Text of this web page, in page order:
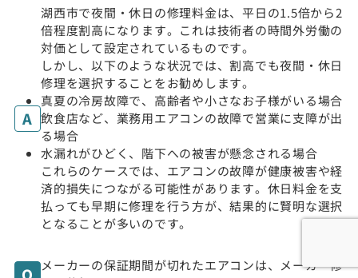
湖西市で夜間・休日の修理料金は、平日の1.5倍から2
倍程度割高になります。これは技術者の時間外労働の
対価として設定されているものです。
しかし、以下のような状況では、割高でも夜間・休日
修理を選択することをお勧めします。
真夏の冷房故障で、高齢者や小さなお子様がいる場合
飲食店など、業務用エアコンの故障で営業に支障が出
る場合
水漏れがひどく、階下への被害が懸念される場合
これらのケースでは、エアコンの故障が健康被害や経
済的損失につながる可能性があります。休日料金を支
払っても早期に修理を行う方が、結果的に賢明な選択
となることが多いのです。
メーカーの保証期間が切れたエアコンは、メーカー修